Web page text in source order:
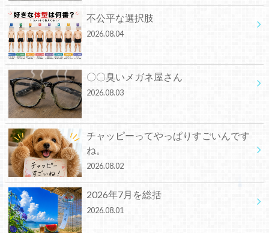
不公平な選択肢
2026.08.04
〇〇臭いメガネ屋さん
2026.08.03
チャッピーってやっぱりすごいんです
ね。
2026.08.02
2026年7月を総括
2026.08.01